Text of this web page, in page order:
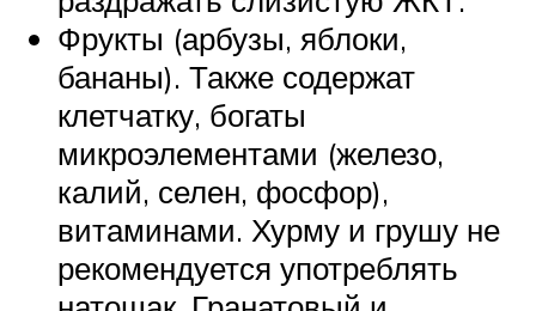
Фрукты (арбузы, яблоки,
бананы). Также содержат
клетчатку, богаты
микроэлементами (железо,
калий, селен, фосфор),
витаминами. Хурму и грушу не
рекомендуется употреблять